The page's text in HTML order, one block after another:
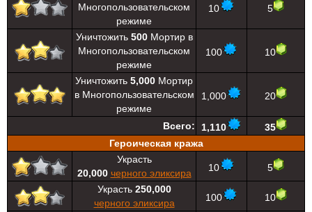
Многопользовательском
режиме
10 5
Уничтожить 500Мортир в
Многопользовательском
режиме
100 10
Уничтожить 5,000 Мортир
в Многопользовательском
режиме
1,000 20
Всего: 1,110
35
Героическая кража
Украсть
20,000 черного эликсира 10
5
Украсть 250,000
черного эликсира
100
10